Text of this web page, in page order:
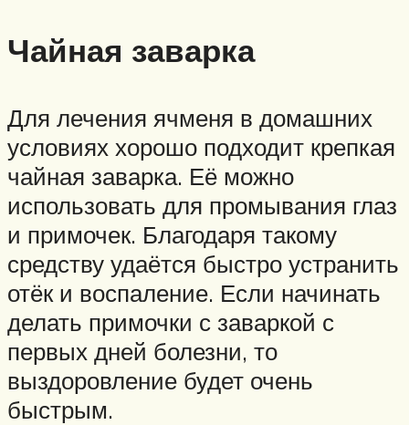
Чайная заварка
Для лечения ячменя в домашних
условиях хорошо подходит крепкая
чайная заварка. Её можно
использовать для промывания глаз
и примочек. Благодаря такому
средству удаётся быстро устранить
отёк и воспаление. Если начинать
делать примочки с заваркой с
первых дней болезни, то
выздоровление будет очень
быстрым.